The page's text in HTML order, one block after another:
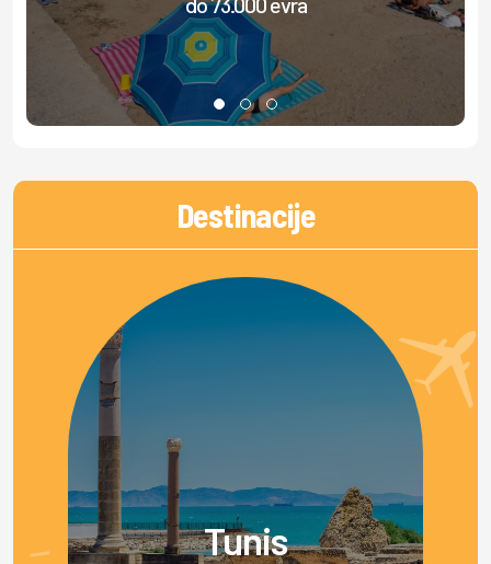
Destinacije
Tunis